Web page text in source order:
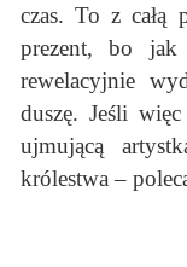
czas. To z całą
prezent, bo jak
rewelacyjnie
duszę. Jeśli
ujmującą
królestwa –